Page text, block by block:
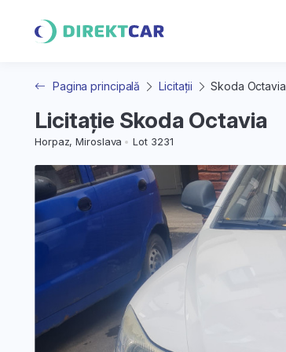
Pagina principală Licitații Skoda Octavia
Licitație Skoda Octavia
Horpaz, Miroslava Lot 3231